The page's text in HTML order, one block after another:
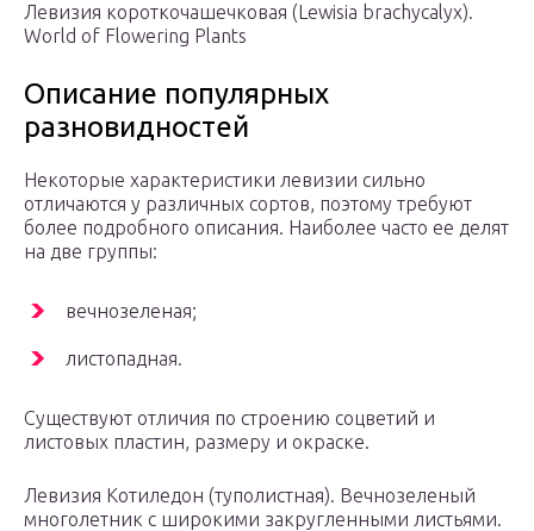
Левизия короткочашечковая (Lewisia brachycalyx).
World of Flowering Plants
Описание популярных
разновидностей
Некоторые характеристики левизии сильно
отличаются у различных сортов, поэтому требуют
более подробного описания. Наиболее часто ее делят
на две группы:
вечнозеленая;
листопадная.
Существуют отличия по строению соцветий и
листовых пластин, размеру и окраске.
Левизия Котиледон (туполистная). Вечнозеленый
многолетник с широкими закругленными листьями.